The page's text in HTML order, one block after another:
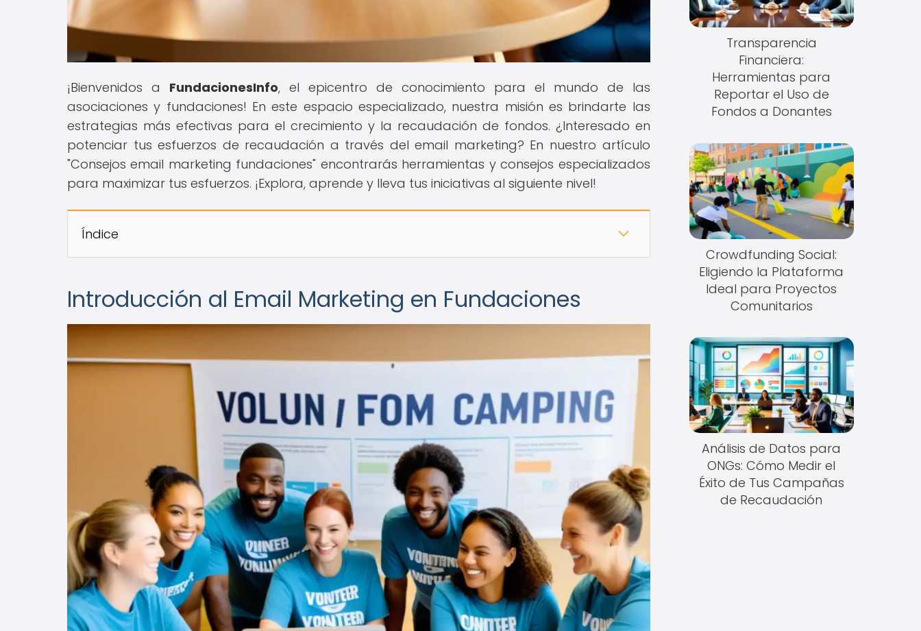
¡Bienvenidos a FundacionesInfo, el epicentro de conocimiento para el mundo de las
asociaciones y fundaciones! En este espacio especializado, nuestra misión es brindarte las
estrategias más efectivas para el crecimiento y la recaudación de fondos. ¿Interesado en
potenciar tus esfuerzos de recaudación a través del email marketing? En nuestro artículo
"Consejos email marketing fundaciones" encontrarás herramientas y consejos especializados
para maximizar tus esfuerzos. ¡Explora, aprende y lleva tus iniciativas al siguiente nivel!
Índice
Introducción al Email Marketing en Fundaciones
Transparencia
Financiera:
Herramientas para
Reportar el Uso de
Fondos a Donantes
Crowdfunding Social:
Eligiendo la Plataforma
Ideal para Proyectos
Comunitarios
Análisis de Datos para
ONGs: Cómo Medir el
Éxito de Tus Campañas
de Recaudación